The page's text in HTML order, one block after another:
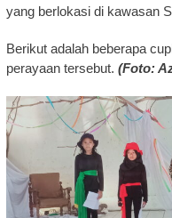
yang berlokasi di kawasan
Berikut adalah beberapa
perayaan tersebut. (Foto: